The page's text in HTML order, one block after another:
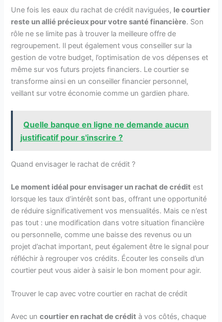
Une fois les eaux du rachat de crédit naviguées, le courtier
reste un allié précieux pour votre santé financière. Son
rôle ne se limite pas à trouver la meilleure offre de
regroupement. Il peut également vous conseiller sur la
gestion de votre budget, l’optimisation de vos dépenses et
même sur vos futurs projets financiers. Le courtier se
transforme ainsi en un conseiller financier personnel,
veillant sur votre économie comme un gardien phare.
Quelle banque en ligne ne demande aucun
justificatif pour s'inscrire ?
Quand envisager le rachat de crédit ?
Le moment idéal pour envisager un rachat de crédit est
lorsque les taux d’intérêt sont bas, offrant une opportunité
de réduire significativement vos mensualités. Mais ce n’est
pas tout : une modification dans votre situation financière
ou personnelle, comme une baisse des revenus ou un
projet d’achat important, peut également être le signal pour
réfléchir à regrouper vos crédits. Écouter les conseils d’un
courtier peut vous aider à saisir le bon moment pour agir.
Trouver le cap avec votre courtier en rachat de crédit
Avec uncourtier en rachat de crédit à vos côtés, chaque